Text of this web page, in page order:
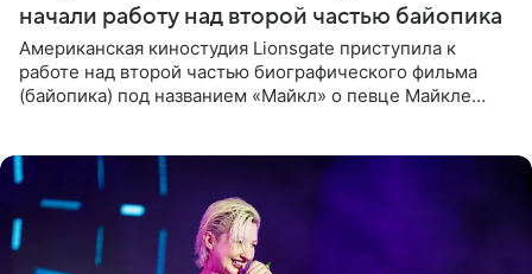
начали работу над второй частью байопика
Американская киностудия Lionsgate приступила к
работе над второй частью биографического фильма
(байопика) под названием «Майкл» о певце Майкле